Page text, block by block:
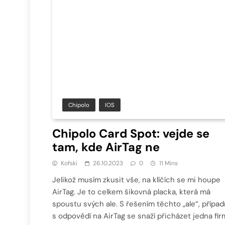
Chipolo IOS
Chipolo Card Spot: vejde se
tam, kde AirTag ne
Kofski 26.10.2023 0 11 Mins
Jelikož musím zkusit vše, na klíčích se mi houpe
AirTag. Je to celkem šikovná placka, která má
spoustu svých ale. S řešením těchto „ale“,
s odpovědí na AirTag se snaží přicházet jedna